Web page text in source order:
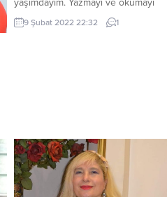
tutku edinmiş, bulduğu her
sessizlikte hayallerinde kaybolan
9 Şubat 2022 22:32 1